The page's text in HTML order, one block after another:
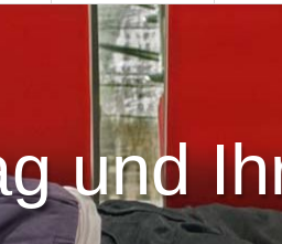
und